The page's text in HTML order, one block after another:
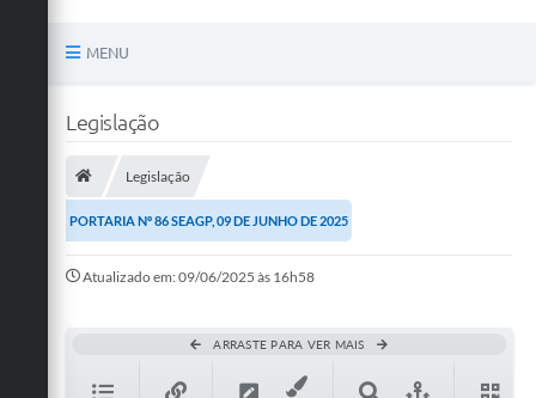
MENU
Publicações
A Prefeitura
Ouvidoria
Legislação
Legislação
PORTARIA Nº 86 SEAGP, 09 DE JUNHO DE 2025
Atualizado em: 09/06/2025 às 16h58
ARRASTE PARA VER MAIS